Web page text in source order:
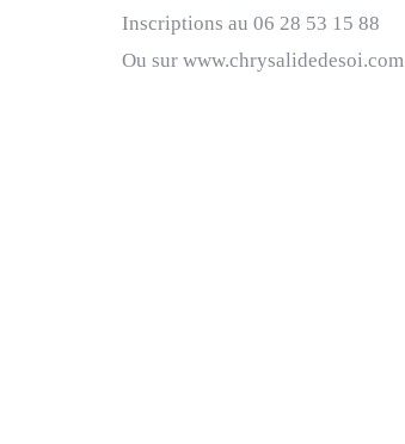
Inscriptions au 06 28 53 15 88
Ou sur www.chrysalidedesoi.com